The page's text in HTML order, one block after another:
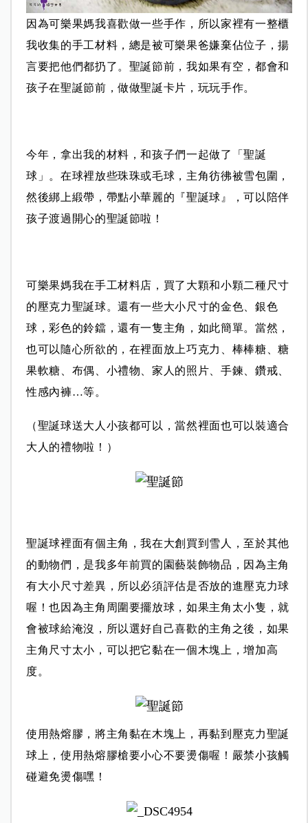
因為可樂果媽我喜歡做一些手作，所以家裡有一整櫃
我收集的手工材料，總是被可樂果爸嫌棄佔位子，揚
言要把他們都扔了。 聖誕節前，我如果有空，都會和
孩子在聖誕節前，做做聖誕卡片，玩玩手作。
今年，拿出我的材料，和孩子們一起做了「聖誕
球」。 在球裡放些珠珠或毛球，主角彷彿被雪包圍，
然後綁上緞帶，帶點小華麗的『聖誕球』，可以陪伴
孩子渡過開心的聖誕節啦！
可樂果媽我在手工材料店，買了大顆和小顆二種尺寸
的壓克力聖誕球。還有一些大小尺寸的金色、銀色
球，彩色的鈴鐺，還有一隻主角，如此簡單。 當然，
也可以隨心所欲的，在裡面放上巧克力、棒棒糖、糖
果軟糖、布偶、小禮物、家人的照片、手鍊、鑽戒、
性感內褲…等。
（聖誕球送大人小孩都可以，當然裡面也可以裝適合
大人的禮物啦！）
聖誕球裡面有個主角，我在大創買到雪人，至於其他
的動物們，是我多年前買的園藝裝飾物品， 因為主角
有大小尺寸差異，所以必須評估是否放的進壓克力球
喔！也因為主角周圍要擺放球，如果主角太小隻，就
會被球給淹沒， 所以選好自己喜歡的主角之後，如果
主角尺寸太小，可以把它黏在一個木塊上，增加高
度。
使用熱熔膠，將主角黏在木塊上，再黏到壓克力聖誕
球上， 使用熱熔膠槍要小心不要燙傷喔！嚴禁小孩觸
碰避免燙傷嘿！